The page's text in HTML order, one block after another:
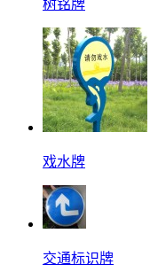
树铭牌
戏水牌
交通标识牌